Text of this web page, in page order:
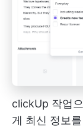
clickUp 작업
게 최신 정보를